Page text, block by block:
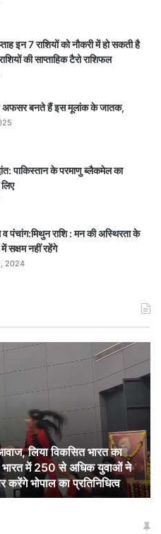
इन 7 राशियों को नौकरी में हो सकती है
की साप्ताहिक टैरो राशिफल
बनते हैं इस मूलांक के जातक,
पाकिस्तान के परमाणु ब्लैकमेल का
पंचांग:मिथुन राशि : मन की अस्थिरता के
नहीं रहेंगे
2024
लिया विकसित भारत का
भारत में 250 से अधिक युवाओं ने
करेंगे भोपाल का प्रतिनिधित्व